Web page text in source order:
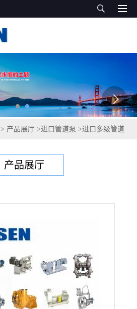
> 产品展厅 >进口管道泵 >进口多级管道
产品展厅